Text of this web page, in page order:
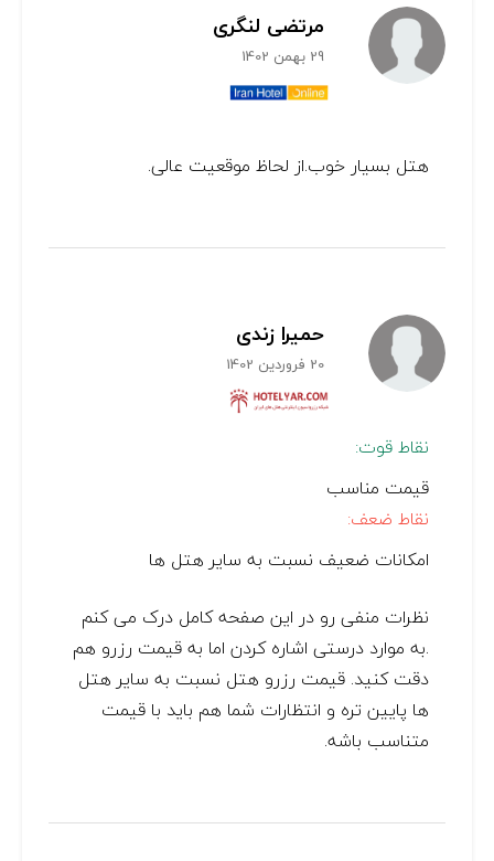
مرتضی لنگری
29 بهمن 1402
هتل بسیار خوب.از لحاظ موقعیت عالی.
حمیرا زندی
20 فروردین 1402
نقاط قوت:
قیمت مناسب
نقاط ضعف:
امکانات ضعیف نسبت به سایر هتل ها
نظرات منفی رو در این صفحه کامل درک می کنم
.به موارد درستی اشاره کردن اما به قیمت رزرو هم
دقت کنید. قیمت رزرو هتل نسبت به سایر هتل
ها پایین تره و انتظارات شما هم باید با قیمت
متناسب باشه.